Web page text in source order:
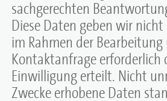
sachgerechten
Diese Daten geben wir
im Rahmen der
Kontaktanfrage erforderlich
Einwilligung erteilt. Nicht
Zwecke erhobene Daten